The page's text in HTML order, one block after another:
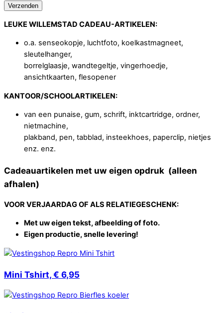
LEUKE WILLEMSTAD CADEAU-ARTIKELEN:
o.a. senseokopje, luchtfoto, koelkastmagneet,
sleutelhanger,
borrelglaasje, wandtegeltje, vingerhoedje,
ansichtkaarten, flesopener
KANTOOR/SCHOOLARTIKELEN:
van een punaise, gum, schrift, inktcartridge, ordner,
nietmachine,
plakband, pen, tabblad, insteekhoes, paperclip, nietjes
enz. enz.
Cadeauartikelen met uw eigen opdruk (alleen
afhalen)
VOOR VERJAARDAG OF ALS RELATIEGESCHENK:
Met uw eigen tekst, afbeelding of foto.
Eigen productie, snelle levering!
Mini Tshirt, € 6,95